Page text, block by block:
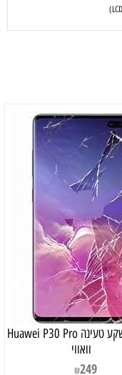
‏החלפת שקע טעינה Huawei P30 Pro
וואווי
₪249